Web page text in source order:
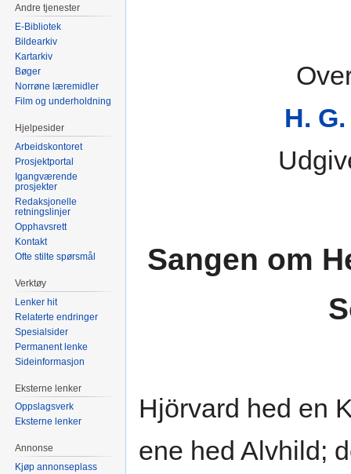
H.
Sangen om
Hjörvard hed en
ene hed Alvhild;
Andre tjenester
E-Bibliotek
Bildearkiv
Kartarkiv
Bøger
Norrøne læremidler
Film og underholdning
Hjelpesider
Arbeidskontoret
Prosjektportal
Igangværende
prosjekter
Redaksjonelle
retningslinjer
Opphavsrett
Kontakt
Ofte stilte spørsmål
Verktøy
Lenker hit
Relaterte endringer
Spesialsider
Permanent lenke
Sideinformasjon
Eksterne lenker
Oppslagsverk
Eksterne lenker
Annonse
Kjøp annonseplass